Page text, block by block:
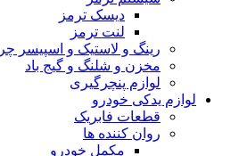
دیسک ترمز
لنت ترمز
رینگ و لاستیک و اسپیسر
مخزن و شلنگ و گیج باد
لوازم پنچرگیری
لوازم یدکی خودرو
قطعات فابریک
روان کننده ها
مکمل خودرو